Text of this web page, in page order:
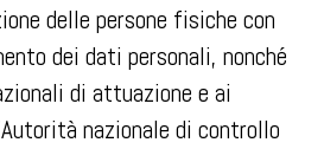
delle persone fisiche con
dei dati personali, nonché
di attuazione e ai
nazionale di controllo